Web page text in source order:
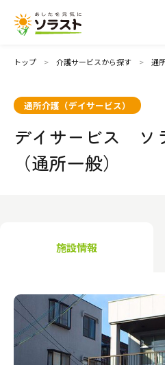
ソラストの想い
自宅から通う・泊まる
自宅でサービスを受ける
介護のガイド
介護のガイド
採用情報
トップ 介護サービスから探す 通
通所介護（デイサービス）
デイサービス ソ
（通所一般）
施設情報